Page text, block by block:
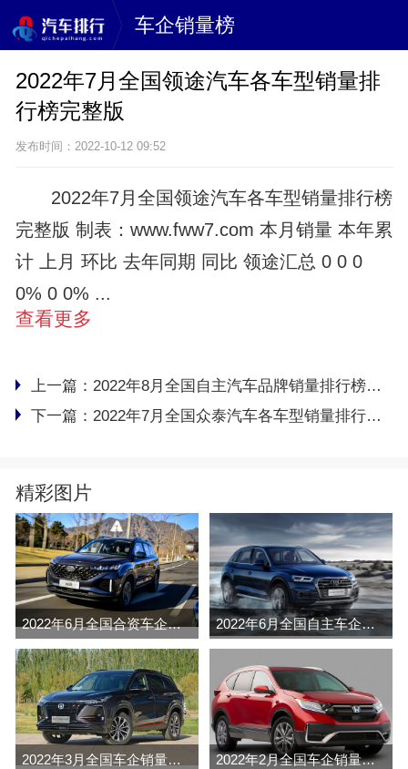
车企销量榜
2022年7月全国领途汽车各车型销量排
行榜完整版
发布时间：2022-10-12 09:52
2022年7月全国领途汽车各车型销量排行榜
完整版 制表：www.fww7.com 本月销量 本年累
计 上月 环比 去年同期 同比 领途汇总 0 0 0
0% 0 0% ...
查看更多
上一篇： 2022年8月全国自主汽车品牌销量排行榜完整版
下一篇： 2022年7月全国众泰汽车各车型销量排行榜完整版
精彩图片
2022年6月全国合资车企销量排行榜完整版 2022年6月全国自主车企销量排行榜完整版
2022年3月全国车企销量排行榜完整版 2022年2月全国车企销量排行榜完整版